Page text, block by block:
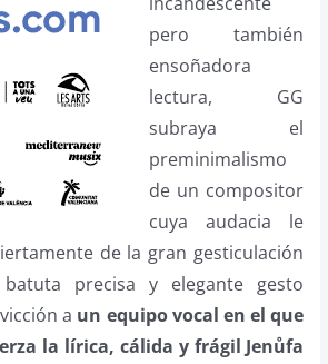
pero también
ensoñadora
lectura, GG
subraya el
preminimalismo
de un compositor
cuya audacia le
de la gran gesticulación
precisa y elegante gesto
a un equipo vocal en el que
la lírica, cálida y frágil Jenůfa